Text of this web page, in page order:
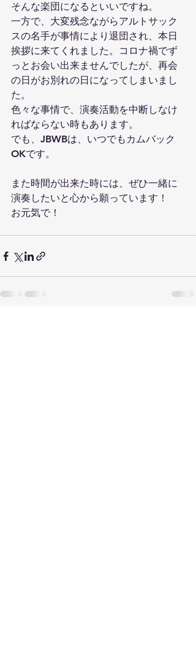
そんな楽団になるといいですね。
一方で、大変残念ながらアルトサック
スの名手が事情により退団され、本日
挨拶に来てくれました。コロナ禍でず
っとお会い出来ませんでしたが、再会
の日がお別れの日になってしまいまし
た。
色々な事情で、演奏活動を中断しなけ
ればならない時もあります。
でも、JBWBは、いつでもカムバック
OKです。
また時間が出来た時には、ぜひ一緒に
演奏したいと心から願っています！
お元気で！